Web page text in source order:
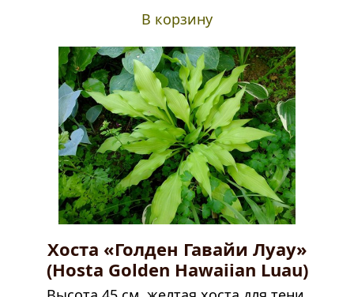
В корзину
Хоста «Голден Гавайи Луау»
(Hosta Golden Hawaiian Luau)